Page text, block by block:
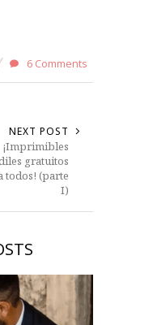
6 Comments
NEXT POST
¡Imprimibles
gratuitos
todos! (parte
I)